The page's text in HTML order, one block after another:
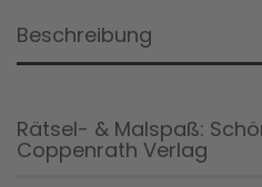
Beschreibung
Rätsel- & Malspaß:
Coppenrath Verlag